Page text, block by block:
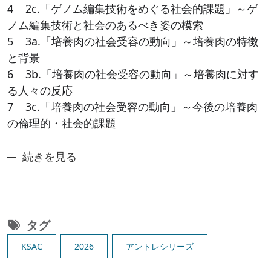
4 2c.「ゲノム編集技術をめぐる社会的課題」～ゲ
ノム編集技術と社会のあるべき姿の模索
5 3a.「培養肉の社会受容の動向」～培養肉の特徴
と背景
6 3b.「培養肉の社会受容の動向」～培養肉に対す
る人々の反応
7 3c.「培養肉の社会受容の動向」～今後の培養肉
の倫理的・社会的課題
奈良先端アントレシリーズ4：先端科学技術と社
続きを見る
タグ
KSAC 2026 アントレシリーズ